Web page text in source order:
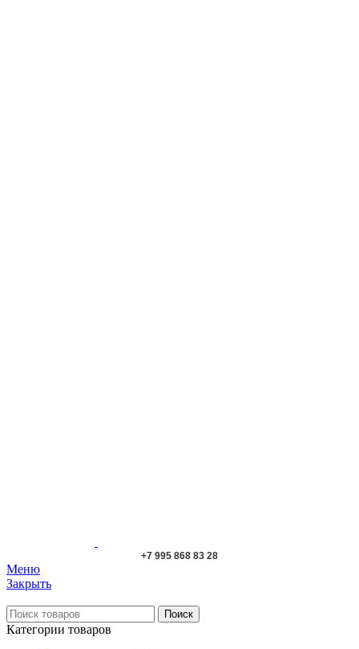
+7 995 868 83 28
Меню
Закрыть
Поиск
Категории товаров